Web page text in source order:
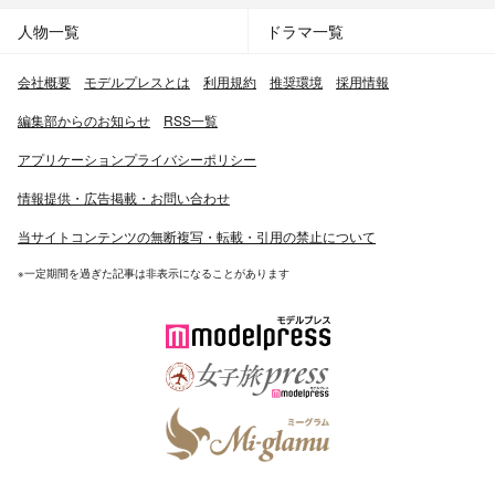
人物一覧 ドラマ一覧
会社概要 モデルプレスとは 利用規約 推奨環境 採用情報
編集部からのお知らせ RSS一覧
アプリケーションプライバシーポリシー
情報提供・広告掲載・お問い合わせ
当サイトコンテンツの無断複写・転載・引用の禁止について
※一定期間を過ぎた記事は非表示になることがあります